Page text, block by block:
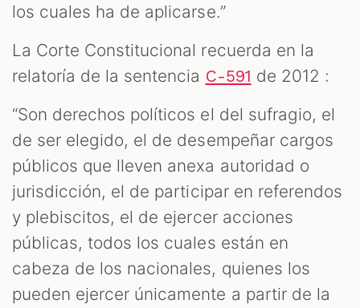
los cuales ha de aplicarse.”
La Corte Constitucional recuerda en la
relatoría de la sentencia C-591 de 2012 :
“Son derechos políticos el del sufragio, el
de ser elegido, el de desempeñar cargos
públicos que lleven anexa autoridad o
jurisdicción, el de participar en referendos
y plebiscitos, el de ejercer acciones
públicas, todos los cuales están en
cabeza de los nacionales, quienes los
pueden ejercer únicamente a partir de la